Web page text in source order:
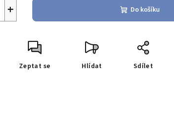
+ Do košíku
Zeptat se Hlídat Sdílet